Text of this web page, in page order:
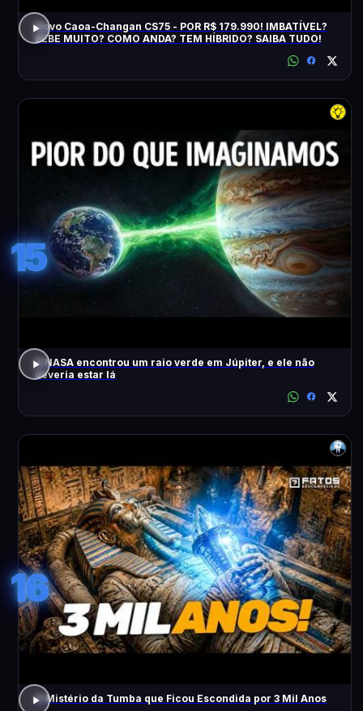
Novo Caoa-Changan CS75 - POR R$ 179.990! IMBATÍVEL?
BEBE MUITO? COMO ANDA? TEM HÍBRIDO? SAIBA TUDO!
15
A NASA encontrou um raio verde em Júpiter, e ele não
deveria estar lá
16
O Mistério da Tumba que Ficou Escondida por 3 Mil Anos